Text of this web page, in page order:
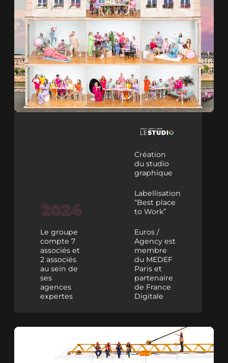
Le groupe
compte 7
associés et
2 associés
au sein de
ses
agences
expertes
Création
du studio
graphique
Labellisation
“Best place
to Work”
Euros /
Agency est
membre
du MEDEF
Paris et
partenaire
de France
Digitale